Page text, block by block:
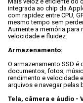
integrada ao chip da
com rapidez entre CPU,
mesmo tempo sem
Aumente a memória
velocidade e fluidez.
Armazenamento:
O armazenamento SSD
documentos, fotos,
rendimento e velocidade
arquivos e navegar pelas
Tela, câmera e áudio -